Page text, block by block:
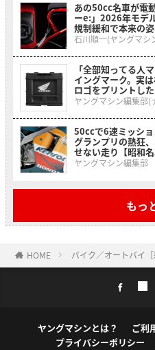
あの50cc名車が電
ーe:」2026年モデ
規制緩和で本来の姿
石川順一(ヤングマシ
「全部知ってる人
イングマーク。実
ロゴをプリントし
ホンダウィングヒス
ヤングマシン編集部(
50ccで6速ミッシ
グランプリの熱狂
せない走り【昭和名
ヤングマシン編集部
もっ
HOME バイク／オートバイ［
ヤングマシンとは？ ご利
プライバシーポリシー